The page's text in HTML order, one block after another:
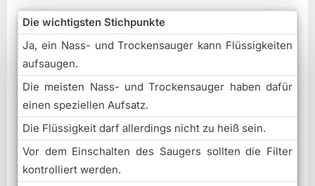
Die wichtigsten Stichpunkte
Ja, ein Nass- und Trockensauger kann Flüssigkeiten
aufsaugen.
Die meisten Nass- und Trockensauger haben dafür
einen speziellen Aufsatz.
Die Flüssigkeit darf allerdings nicht zu heiß sein.
Vor dem Einschalten des Saugers sollten die Filter
kontrolliert werden.